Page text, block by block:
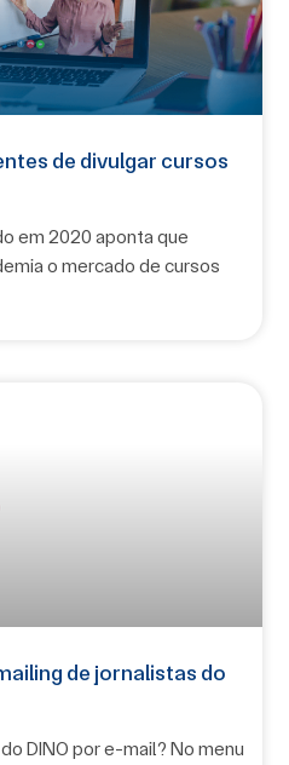
de divulgar cursos
em 2020 aponta que
o mercado de cursos
de jornalistas do
DINO por e-mail? No menu